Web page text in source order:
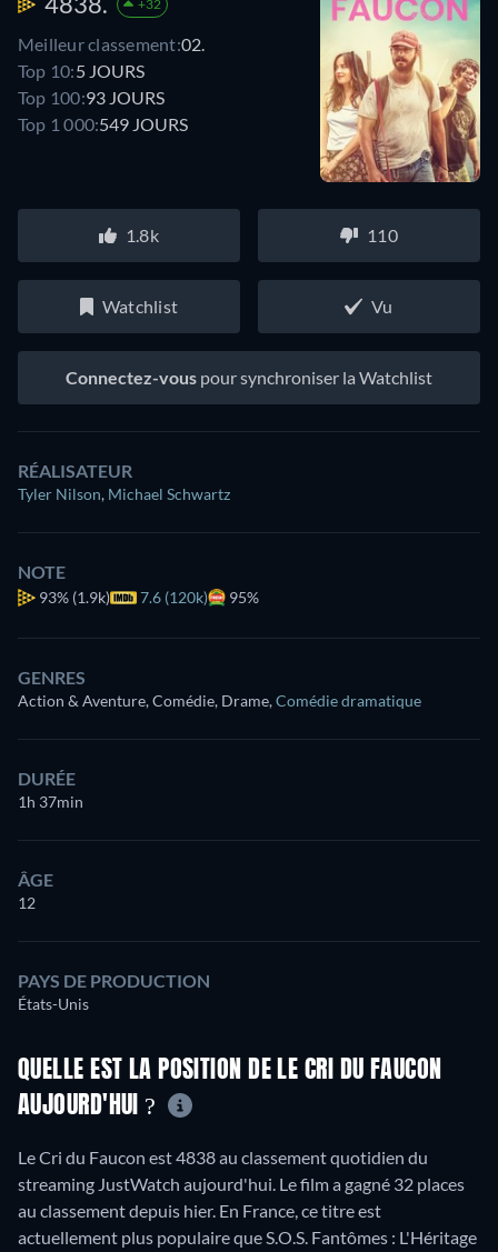
+32
Meilleur classement:02.
Top 10:5 JOURS
Top 100:93 JOURS
Top 1 000:549 JOURS
1.8k 110
Watchlist Vu
Connectez-vous pour synchroniser la Watchlist
RÉALISATEUR
Tyler Nilson, Michael Schwartz
NOTE
93% (1.9k) 7.6 (120k) 95%
GENRES
Action & Aventure, Comédie, Drame,Comédie dramatique
DURÉE
1h 37min
ÂGE
12
PAYS DE PRODUCTION
États-Unis
QUELLE EST LA POSITION DE LE CRI DU FAUCON
AUJOURD'HUI ?
Le Cri du Faucon est 4838 au classement quotidien du
streaming JustWatch aujourd'hui. Le film a gagné 32 places
au classement depuis hier. En France, ce titre est
actuellement plus populaire que S.O.S. Fantômes : L'Héritage